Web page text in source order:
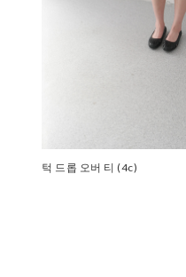
턱 드롭 오버 티 (4c)